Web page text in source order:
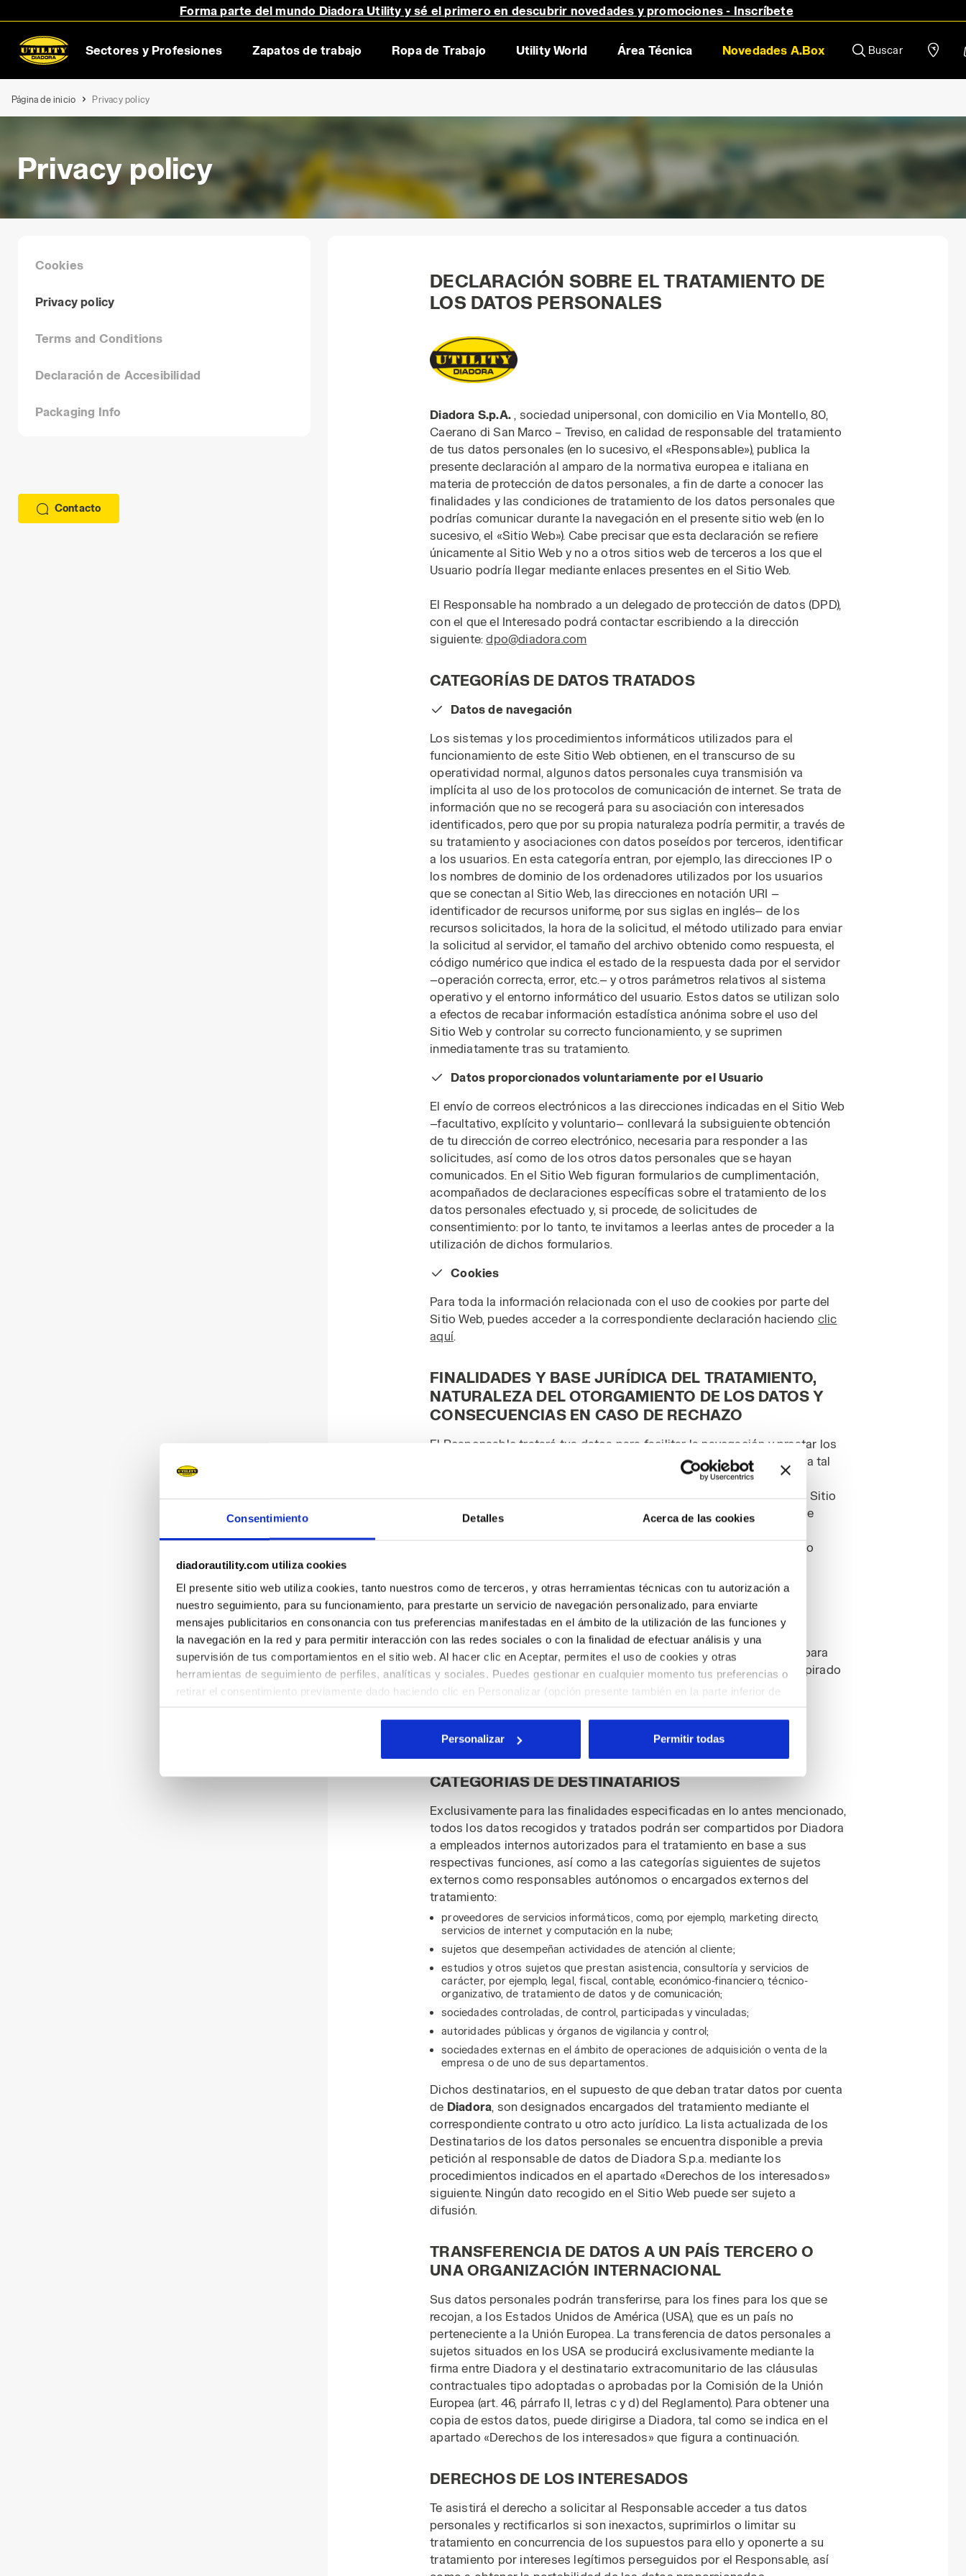
Consentimiento Detalles Acerca de las cookies
diadorautility.com utiliza cookies
El presente sitio web utiliza cookies, tanto nuestros como de terceros, y otras herramientas técnicas con tu autorización a
nuestro seguimiento, para su funcionamiento, para prestarte un servicio de navegación personalizado, para enviarte
mensajes publicitarios en consonancia con tus preferencias manifestadas en el ámbito de la utilización de las funciones y
la navegación en la red y para permitir interacción con las redes sociales o con la finalidad de efectuar análisis y una
supervisión de tus comportamientos en el sitio web. Al hacer clic en Aceptar, permites el uso de cookies y otras
herramientas de seguimiento de perfiles, analíticas y sociales. Puedes gestionar en cualquier momento tus preferencias o
retirar el consentimiento previamente dado haciendo clic en Personalizar (opción presente también en la parte inferior de
las páginas del sitio web). Al hacer clic en la X arriba a la derecha, podrás continuar navegando en el sitio web con la
pertenecen al ámbito técnico. Puedes consultar la información ampliada sobre las cookies haciendo clicaquí.
Personalizar Permitir todas
Forma parte del mundo Diadora Utility y sé el primero en descubrir novedades y promociones - Inscríbete
Sectores y Profesiones Zapatos de trabajo Ropa de Trabajo Utility World Área Técnica Novedades A.Box Buscar
Página de inicio Privacy policy
Privacy policy
Cookies
Privacy policy
Terms and Conditions
Declaración de Accesibilidad
Packaging Info
Contacto
DECLARACIÓN SOBRE EL TRATAMIENTO DE
LOS DATOS PERSONALES
Diadora S.p.A. , sociedad unipersonal, con domicilio en Via Montello, 80,
Caerano di San Marco – Treviso, en calidad de responsable del tratamiento
de tus datos personales (en lo sucesivo, el «Responsable»), publica la
presente declaración al amparo de la normativa europea e italiana en
materia de protección de datos personales, a fin de darte a conocer las
finalidades y las condiciones de tratamiento de los datos personales que
podrías comunicar durante la navegación en el presente sitio web (en lo
sucesivo, el «Sitio Web»). Cabe precisar que esta declaración se refiere
únicamente al Sitio Web y no a otros sitios web de terceros a los que el
Usuario podría llegar mediante enlaces presentes en el Sitio Web.
El Responsable ha nombrado a un delegado de protección de datos (DPD),
con el que el Interesado podrá contactar escribiendo a la dirección
siguiente:dpo@diadora.com
CATEGORÍAS DE DATOS TRATADOS
Datos de navegación
Los sistemas y los procedimientos informáticos utilizados para el
funcionamiento de este Sitio Web obtienen, en el transcurso de su
operatividad normal, algunos datos personales cuya transmisión va
implícita al uso de los protocolos de comunicación de internet. Se trata de
información que no se recogerá para su asociación con interesados
identificados, pero que por su propia naturaleza podría permitir, a través de
su tratamiento y asociaciones con datos poseídos por terceros, identificar
a los usuarios. En esta categoría entran, por ejemplo, las direcciones IP o
los nombres de dominio de los ordenadores utilizados por los usuarios
que se conectan al Sitio Web, las direcciones en notación URI —
identificador de recursos uniforme, por sus siglas en inglés— de los
recursos solicitados, la hora de la solicitud, el método utilizado para enviar
la solicitud al servidor, el tamaño del archivo obtenido como respuesta, el
código numérico que indica el estado de la respuesta dada por el servidor
—operación correcta, error, etc.— y otros parámetros relativos al sistema
operativo y el entorno informático del usuario. Estos datos se utilizan solo
a efectos de recabar información estadística anónima sobre el uso del
Sitio Web y controlar su correcto funcionamiento, y se suprimen
inmediatamente tras su tratamiento.
Datos proporcionados voluntariamente por el Usuario
El envío de correos electrónicos a las direcciones indicadas en el Sitio Web
—facultativo, explícito y voluntario— conllevará la subsiguiente obtención
de tu dirección de correo electrónico, necesaria para responder a las
solicitudes, así como de los otros datos personales que se hayan
comunicados. En el Sitio Web figuran formularios de cumplimentación,
acompañados de declaraciones específicas sobre el tratamiento de los
datos personales efectuado y, si procede, de solicitudes de
consentimiento: por lo tanto, te invitamos a leerlas antes de proceder a la
utilización de dichos formularios.
Cookies
Para toda la información relacionada con el uso de cookies por parte del
Sitio Web, puedes acceder a la correspondiente declaración haciendo clic
aquí.
FINALIDADES Y BASE JURÍDICA DEL TRATAMIENTO,
NATURALEZA DEL OTORGAMIENTO DE LOS DATOS Y
CONSECUENCIAS EN CASO DE RECHAZO
El Responsable tratará tus datos para facilitar la navegación y prestar los
servicios que hayas solicitado mediante los formularios dispuestos a tal
efecto en el Sitio Web. Aparte de lo especificado sobre los datos de
navegación y las cookies técnicas, en el ámbito de las secciones del Sitio
Web destinadas a servicios específicos a petición tuya, serás libre de
correspondientes declaraciones, si bien su ausencia de otorgamiento
PERÍODO DE CONSERVACIÓN DE LOS DATOS
El Responsable tratará los datos personales recogidos mediante la
utilización del Sitio Web durante el tiempo estrictamente necesario para
alcanzar los objetos con los que se recogieron, así como, una vez expirado
este último, durante los períodos eventualmente establecidos por la
normativa en vigor. Para más detalles, se remite a las declaraciones
redactadas para servicios específicos.
ÁMBITO DE COMUNICACIÓN DE LOS DATOS Y
CATEGORÍAS DE DESTINATARIOS
Exclusivamente para las finalidades especificadas en lo antes mencionado,
todos los datos recogidos y tratados podrán ser compartidos por Diadora
a empleados internos autorizados para el tratamiento en base a sus
respectivas funciones, así como a las categorías siguientes de sujetos
externos como responsables autónomos o encargados externos del
tratamiento:
proveedores de servicios informáticos, como, por ejemplo, marketing directo,
servicios de internet y computación en la nube;
sujetos que desempeñan actividades de atención al cliente;
estudios y otros sujetos que prestan asistencia, consultoría y servicios de
carácter, por ejemplo, legal, fiscal, contable, económico-financiero, técnico-
organizativo, de tratamiento de datos y de comunicación;
sociedades controladas, de control, participadas y vinculadas;
autoridades públicas y órganos de vigilancia y control;
sociedades externas en el ámbito de operaciones de adquisición o venta de la
empresa o de uno de sus departamentos.
Dichos destinatarios, en el supuesto de que deban tratar datos por cuenta
de Diadora, son designados encargados del tratamiento mediante el
correspondiente contrato u otro acto jurídico. La lista actualizada de los
Destinatarios de los datos personales se encuentra disponible a previa
petición al responsable de datos de Diadora S.p.a. mediante los
procedimientos indicados en el apartado «Derechos de los interesados»
siguiente. Ningún dato recogido en el Sitio Web puede ser sujeto a
difusión.
TRANSFERENCIA DE DATOS A UN PAÍS TERCERO O
UNA ORGANIZACIÓN INTERNACIONAL
Sus datos personales podrán transferirse, para los fines para los que se
recojan, a los Estados Unidos de América (USA), que es un país no
perteneciente a la Unión Europea. La transferencia de datos personales a
sujetos situados en los USA se producirá exclusivamente mediante la
firma entre Diadora y el destinatario extracomunitario de las cláusulas
contractuales tipo adoptadas o aprobadas por la Comisión de la Unión
Europea (art. 46, párrafo II, letras c y d) del Reglamento). Para obtener una
copia de estos datos, puede dirigirse a Diadora, tal como se indica en el
apartado «Derechos de los interesados» que figura a continuación.
DERECHOS DE LOS INTERESADOS
Te asistirá el derecho a solicitar al Responsable acceder a tus datos
personales y rectificarlos si son inexactos, suprimirlos o limitar su
tratamiento en concurrencia de los supuestos para ello y oponerte a su
tratamiento por intereses legítimos perseguidos por el Responsable, así